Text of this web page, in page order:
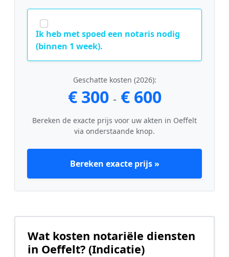
Ik heb met spoed een notaris nodig
(binnen 1 week).
Geschatte kosten (2026):
€ 300 - € 600
Bereken de exacte prijs voor uw akten in Oeffelt
via onderstaande knop.
Bereken exacte prijs »
Wat kosten notariële diensten
in Oeffelt? (Indicatie)